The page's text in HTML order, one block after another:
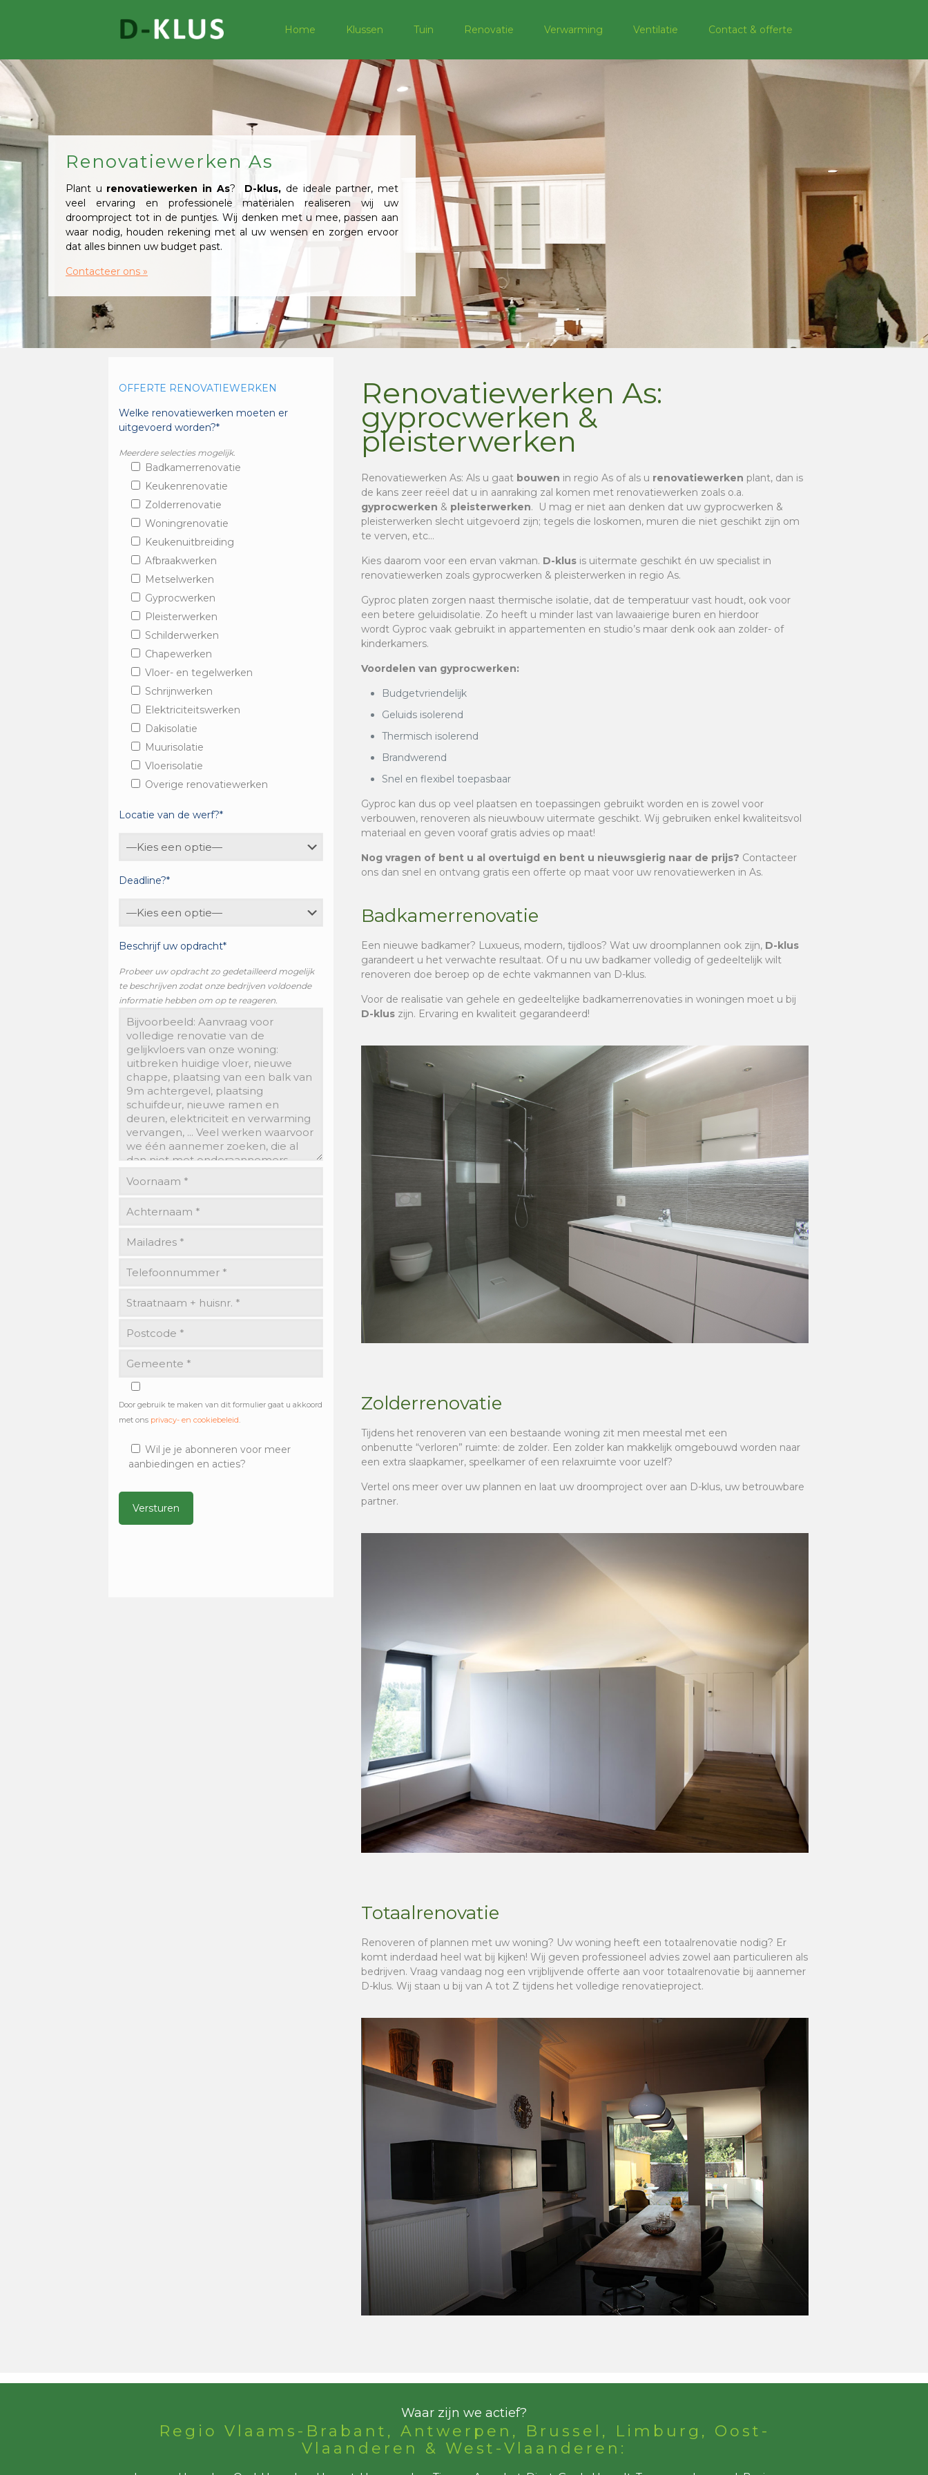
Home Klussen Tuin Renovatie Verwarming Ventilatie Contact & offerte
Renovatiewerken As
Plant u renovatiewerken in As? D-klus, de ideale partner, met
veel ervaring en professionele materialen realiseren wij uw
droomproject tot in de puntjes. Wij denken met u mee, passen aan
waar nodig, houden rekening met al uw wensen en zorgen ervoor
dat alles binnen uw budget past.
Contacteer ons »
OFFERTE RENOVATIEWERKEN
Welke renovatiewerken moeten er
uitgevoerd worden?*
Meerdere selecties mogelijk.
Badkamerrenovatie
Keukenrenovatie
Zolderrenovatie
Woningrenovatie
Keukenuitbreiding
Afbraakwerken
Metselwerken
Gyprocwerken
Pleisterwerken
Schilderwerken
Chapewerken
Vloer- en tegelwerken
Schrijnwerken
Elektriciteitswerken
Dakisolatie
Muurisolatie
Vloerisolatie
Overige renovatiewerken
Locatie van de werf?*
Deadline?*
Beschrijf uw opdracht*
Probeer uw opdracht zo gedetailleerd mogelijk
te beschrijven zodat onze bedrijven voldoende
informatie hebben om op te reageren.
Door gebruik te maken van dit formulier gaat u akkoord
met ons privacy- en cookiebeleid
Wil je je abonneren voor meer
aanbiedingen en acties?
Renovatiewerken As:
gyprocwerken &
pleisterwerken
Renovatiewerken As: Als u gaat bouwen in regio As of als u renovatiewerken plant, dan is
de kans zeer reëel dat u in aanraking zal komen met renovatiewerken zoals o.a.
gyprocwerken & pleisterwerken. U mag er niet aan denken dat uw gyprocwerken &
pleisterwerken slecht uitgevoerd zijn; tegels die loskomen, muren die niet geschikt zijn om
te verven, etc…
Kies daarom voor een ervan vakman. D-klus is uitermate geschikt én uw specialist in
renovatiewerken zoals gyprocwerken & pleisterwerken in regio As.
Gyproc platen zorgen naast thermische isolatie, dat de temperatuur vast houdt, ook voor
een betere geluidisolatie. Zo heeft u minder last van lawaaierige buren en hierdoor
wordt Gyproc vaak gebruikt in appartementen en studio’s maar denk ook aan zolder- of
kinderkamers.
Voordelen van gyprocwerken:
Budgetvriendelijk
Geluids isolerend
Thermisch isolerend
Brandwerend
Snel en flexibel toepasbaar
Gyproc kan dus op veel plaatsen en toepassingen gebruikt worden en is zowel voor
verbouwen, renoveren als nieuwbouw uitermate geschikt. Wij gebruiken enkel kwaliteitsvol
materiaal en geven vooraf gratis advies op maat!
Nog vragen of bent u al overtuigd en bent u nieuwsgierig naar de prijs? Contacteer
ons dan snel en ontvang gratis een offerte op maat voor uw renovatiewerken in As.
Badkamerrenovatie
Een nieuwe badkamer? Luxueus, modern, tijdloos? Wat uw droomplannen ook zijn, D-klus
garandeert u het verwachte resultaat. Of u nu uw badkamer volledig of gedeeltelijk wilt
renoveren doe beroep op de echte vakmannen van D-klus.
Voor de realisatie van gehele en gedeeltelijke badkamerrenovaties in woningen moet u bij
D-klus zijn. Ervaring en kwaliteit gegarandeerd!
Zolderrenovatie
Tijdens het renoveren van een bestaande woning zit men meestal met een
onbenutte “verloren” ruimte: de zolder. Een zolder kan makkelijk omgebouwd worden naar
een extra slaapkamer, speelkamer of een relaxruimte voor uzelf?
Vertel ons meer over uw plannen en laat uw droomproject over aan D-klus, uw betrouwbare
partner.
Totaalrenovatie
Renoveren of plannen met uw woning? Uw woning heeft een totaalrenovatie nodig? Er
komt inderdaad heel wat bij kijken! Wij geven professioneel advies zowel aan particulieren als
bedrijven. Vraag vandaag nog een vrijblijvende offerte aan voor totaalrenovatie bij aannemer
D-klus. Wij staan u bij van A tot Z tijdens het volledige renovatieproject.
Waar zijn we actief?
Regio Vlaams-Brabant, Antwerpen, Brussel, Limburg, Oost-
Vlaanderen & West-Vlaanderen: